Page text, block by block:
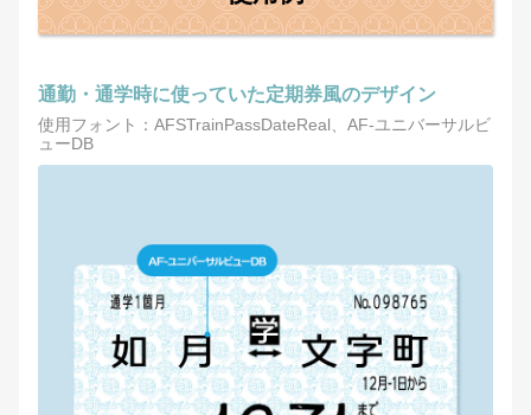
通勤・通学時に使っていた定期券風のデザイン
使用フォント：AFSTrainPassDateReal、AF-ユニバーサルビ
ューDB